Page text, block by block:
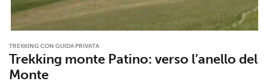
TREKKING CON GUIDA PRIVATA
Trekking monte Patino: verso l’anello del
Monte